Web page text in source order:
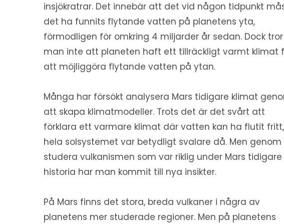
insjökratrar. Det innebär att det vid någon tidpunkt
det ha funnits flytande vatten på planetens yta,
förmodligen för omkring 4 miljarder år sedan. Dock tror
man inte att planeten haft ett tillräckligt varmt klimat
att möjliggöra flytande vatten på ytan.
Många har försökt analysera Mars tidigare klimat
att skapa klimatmodeller. Trots det är det svårt att
förklara ett varmare klimat där vatten kan ha flutit
hela solsystemet var betydligt svalare då. Men
studera vulkanismen som var riklig under Mars tidigare
historia har man kommit till nya insikter.
På Mars finns det stora, breda vulkaner i några av
planetens mer studerade regioner. Men på planetens